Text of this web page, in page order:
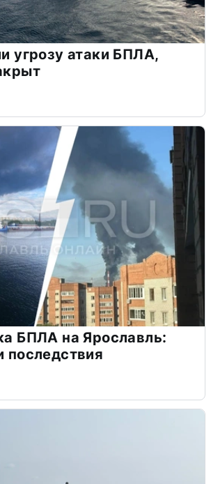
угрозу атаки БПЛА,
БПЛА на Ярославль:
последствия